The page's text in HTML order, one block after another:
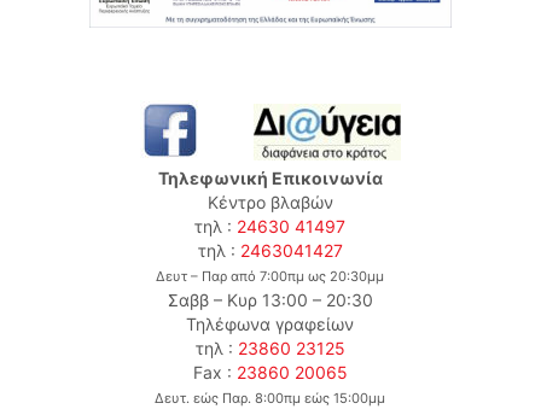
Τηλεφωνική Επικοινωνία
Κέντρο βλαβών
τηλ : 24630 41497
τηλ : 2463041427
Δευτ – Παρ από 7:00πμ ως 20:30μμ
Σαββ – Κυρ 13:00 – 20:30
Τηλέφωνα γραφείων
τηλ : 23860 23125
Fax : 23860 20065
Δευτ. εώς Παρ. 8:00πμ εώς 15:00μμ